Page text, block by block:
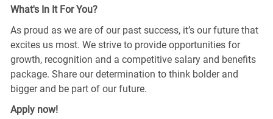
What's In It For You?
As proud as we are of our past success, it’s our future that
excites us most. We strive to provide opportunities for
growth, recognition and a competitive salary and benefits
package. Share our determination to think bolder and
bigger and be part of our future.
Apply now!